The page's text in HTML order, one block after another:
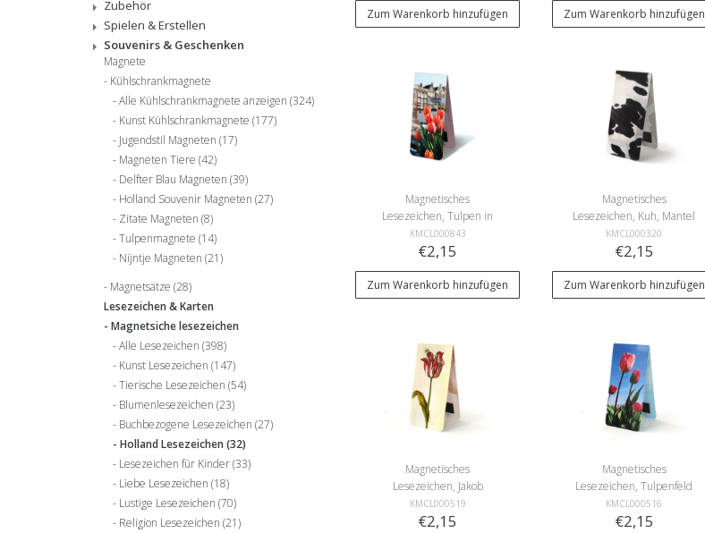
Zubehör
Spielen & Erstellen
Souvenirs & Geschenken
Magnete
Kühlschrankmagnete
Alle Kühlschrankmagnete anzeigen (324)
Kunst Kühlschrankmagnete (177)
Jugendstil Magneten (17)
Magneten Tiere (42)
Delfter Blau Magneten (39)
Holland Souvenir Magneten (27)
Zitate Magneten (8)
Tulpenmagnete (14)
Nijntje Magneten (21)
Magnetsätze (28)
Lesezeichen & Karten
Magnetsiche lesezeichen
Alle Lesezeichen (398)
Kunst Lesezeichen (147)
Tierische Lesezeichen (54)
Blumenlesezeichen (23)
Buchbezogene Lesezeichen (27)
Holland Lesezeichen (32)
Lesezeichen für Kinder(33)
Liebe Lesezeichen (18)
Lustige Lesezeichen (70)
Religion Lesezeichen (21)
Zum Warenkorb hinzufügen Zum Warenkorb hinzufügen
Magnetisches
Lesezeichen, Tulpen in
Amsterdam
KMCL000843
€2,15
Zum Warenkorb hinzufügen
Magnetisches
Lesezeichen, Kuh, Mantel
KMCL000320
€2,15
Zum Warenkorb hinzufügen
Magnetisches
Lesezeichen, Jakob
Marrel, Rote Tulpe
KMCL000519
€2,15
Magnetisches
Lesezeichen, Tulpenfeld
KMCL000516
€2,15